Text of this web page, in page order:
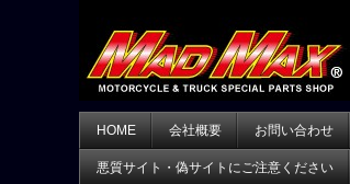
HOME 会社概要 お問い合わせ
悪質サイト・偽サイトにご注意ください